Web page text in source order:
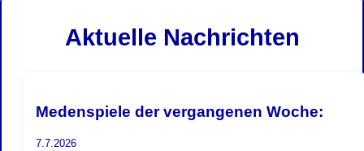
Aktuelle Nachrichten
Medenspiele der vergangenen Woche:
7.7.2026